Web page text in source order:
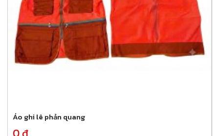
Áo ghi lê phản quang